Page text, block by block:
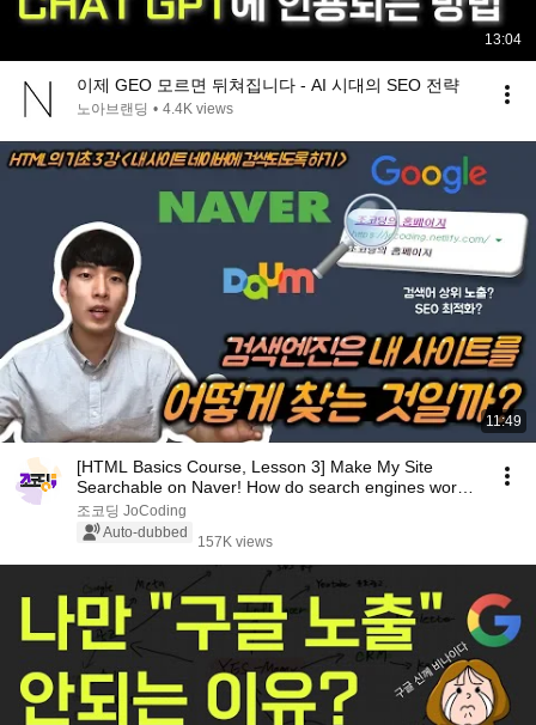
13:04
이제 GEO 모르면 뒤쳐집니다 - AI 시대의 SEO 전략
노아브랜딩 • 4.4K views
11:49
[HTML Basics Course, Lesson 3] Make My Site
Searchable on Naver! How do search engines work?
What...
조코딩 JoCoding
Auto-dubbed
157K views